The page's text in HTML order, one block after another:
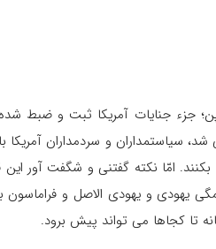
جزء جنايات آمريكا ثبت و
سياستمداران و سردمداران
امّا نكته گفتني و شگفت آور
تا كجاها می تواند پيش برود.